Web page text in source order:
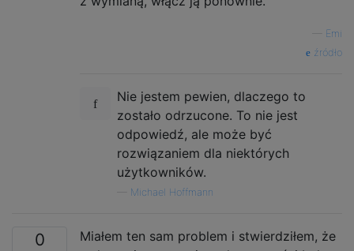
Emi
źródło
Nie jestem pewien, dlaczego to
zostało odrzucone. To nie jest
odpowiedź, ale może być
rozwiązaniem dla niektórych
użytkowników.
Michael Hoffmann
0
Miałem ten sam problem i stwierdziłem, że